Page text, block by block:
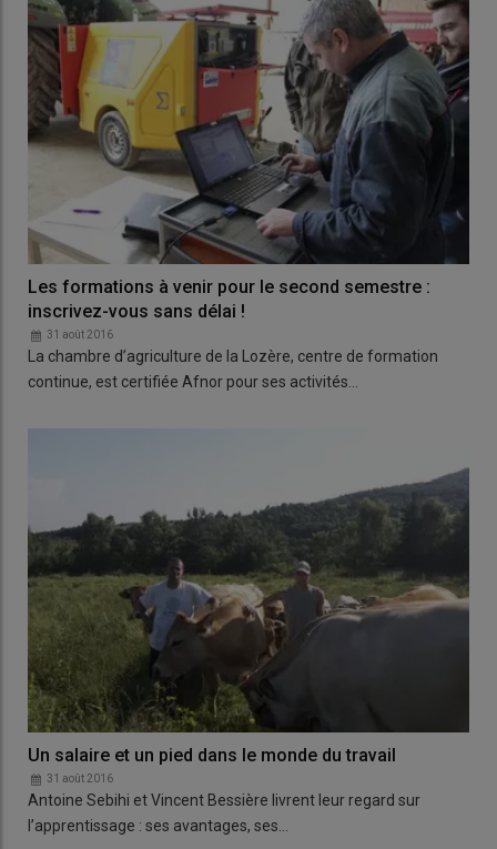
Les formations à venir pour le second semestre :
inscrivez-vous sans délai !
31 août 2016
La chambre d’agriculture de la Lozère, centre de formation
continue, est certifiée Afnor pour ses activités…
Un salaire et un pied dans le monde du travail
31 août 2016
Antoine Sebihi et Vincent Bessière livrent leur regard sur
l’apprentissage : ses avantages, ses…